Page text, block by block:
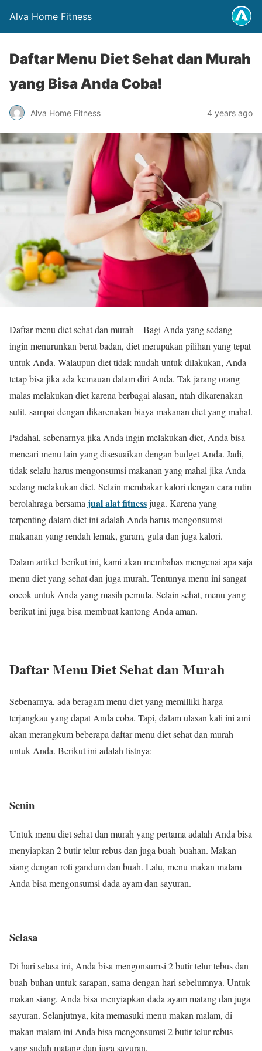
Alva Home Fitness
Daftar Menu Diet Sehat dan Murah
yang Bisa Anda Coba!
Alva Home Fitness 4 years ago
Daftar menu diet sehat dan murah – Bagi Anda yang sedang
ingin menurunkan berat badan, diet merupakan pilihan yang tepat
untuk Anda. Walaupun diet tidak mudah untuk dilakukan, Anda
tetap bisa jika ada kemauan dalam diri Anda. Tak jarang orang
malas melakukan diet karena berbagai alasan, ntah dikarenakan
sulit, sampai dengan dikarenakan biaya makanan diet yang mahal.
Padahal, sebenarnya jika Anda ingin melakukan diet, Anda bisa
mencari menu lain yang disesuaikan dengan budget Anda. Jadi,
tidak selalu harus mengonsumsi makanan yang mahal jika Anda
sedang melakukan diet. Selain membakar kalori dengan cara rutin
berolahraga bersama jual alat fitnessjuga. Karena yang
terpenting dalam diet ini adalah Anda harus mengonsumsi
makanan yang rendah lemak, garam, gula dan juga kalori.
Dalam artikel berikut ini, kami akan membahas mengenai apa saja
menu diet yang sehat dan juga murah. Tentunya menu ini sangat
cocok untuk Anda yang masih pemula. Selain sehat, menu yang
berikut ini juga bisa membuat kantong Anda aman.
Daftar Menu Diet Sehat dan Murah
Sebenarnya, ada beragam menu diet yang memilliki harga
terjangkau yang dapat Anda coba. Tapi, dalam ulasan kali ini ami
akan merangkum beberapa daftar menu diet sehat dan murah
untuk Anda. Berikut ini adalah listnya:
Senin
Untuk menu diet sehat dan murah yang pertama adalah Anda bisa
menyiapkan 2 butir telur rebus dan juga buah-buahan. Makan
siang dengan roti gandum dan buah. Lalu, menu makan malam
Anda bisa mengonsumsi dada ayam dan sayuran.
Selasa
Di hari selasa ini, Anda bisa mengonsumsi 2 butir telur tebus dan
buah-buhan untuk sarapan, sama dengan hari sebelumnya. Untuk
makan siang, Anda bisa menyiapkan dada ayam matang dan juga
sayuran. Selanjutnya, kita memasuki menu makan malam, di
makan malam ini Anda bisa mengonsumsi 2 butir telur rebus
yang sudah matang dan juga sayuran.